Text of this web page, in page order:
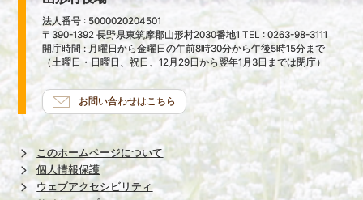
法人番号 : 5000020204501
〒390-1392 長野県東筑摩郡山形村2030番地1 TEL : 0263-98-3111
開庁時間 : 月曜日から金曜日の午前8時30分から午後5時15分まで
（土曜日・日曜日、祝日、12月29日から翌年1月3日までは閉庁）
お問い合わせはこちら
このホームページについて
個人情報保護
ウェブアクセシビリティ